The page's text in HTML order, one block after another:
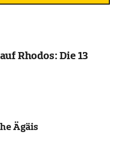
Rhodos: Die 13
Ägäis